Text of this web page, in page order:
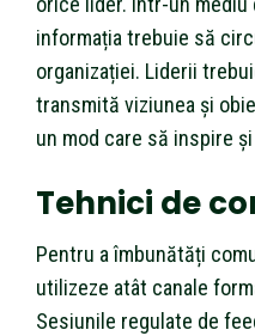
informația trebuie să
organizației. Liderii
transmită viziunea și
un mod care să inspire
Tehnici de
Pentru a îmbunătăți
utilizeze atât canale
Sesiunile regulate de